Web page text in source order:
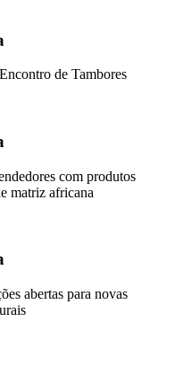
de Tambores
com produtos
matriz africana
abertas para novas